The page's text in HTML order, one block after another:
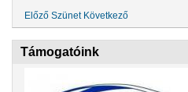
Előző Szünet Következő
Támogatóink